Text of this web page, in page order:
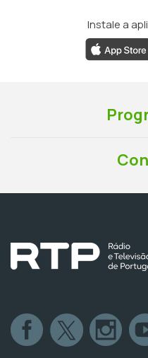
Instale a